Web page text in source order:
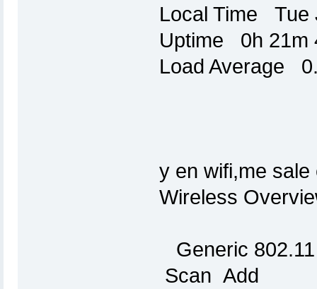
Local Time Tue
Uptime 0h 21m
Load Average
y en wifi,me sale
Wireless
Generic
Scan Add